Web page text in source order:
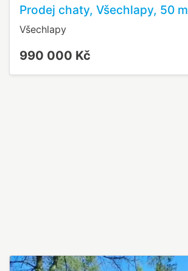
Prodej chaty, Všechlapy, 50 m
Všechlapy
990 000 Kč